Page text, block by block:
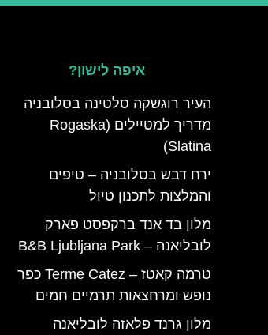
איפה לישון?
העיר רוגשקה סלטינה בסלובניה
מדריך למטיילים (Rogaska
Slatina)
ירח דבש בסלובניה – טיפים
והמלצות לתכנון טיול
מלון בד אנד ברקפסט פארק
לובליאנה – B&B Ljubljana Park
טרמה קאטז – Terme Catez כפר
נופש ומרחצאות תרמיים חמים
מלון גרנד פלאזה לובליאנה